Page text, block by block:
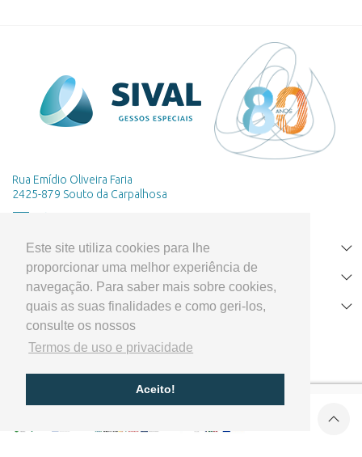
Este site utiliza cookies para lhe
proporcionar uma melhor experiência de
navegação. Para saber mais sobre cookies,
quais as suas finalidades e como geri-los,
consulte os nossos
Termos de uso e privacidade
Aceito!
Rua Emídio Oliveira Faria
2425-879 Souto da Carpalhosa
HOME
PRODUTOS
APOIO AO CLIENTE
Desenvolvido por arentia
Cofinanciado por: